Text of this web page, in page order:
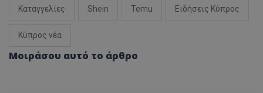
Καταγγελίες Shein Temu Ειδήσεις Κύπρος
Κύπρος νέα
Μοιράσου αυτό το άρθρο